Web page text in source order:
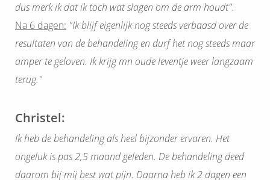
dus merk ik dat ik toch wat slagen om de arm houdt".
Na 6 dagen: "Ik blijf eigenlijk nog steeds verbaasd over de
resultaten van de behandeling en durf het nog steeds maar
amper te geloven. Ik krijg mn oude leventje weer langzaam
terug."
Christel:
Ik heb de behandeling als heel bijzonder ervaren. Het
ongeluk is pas 2,5 maand geleden. De behandeling deed
daarom bij mij best wat pijn. Daarna heb ik 2 dagen een